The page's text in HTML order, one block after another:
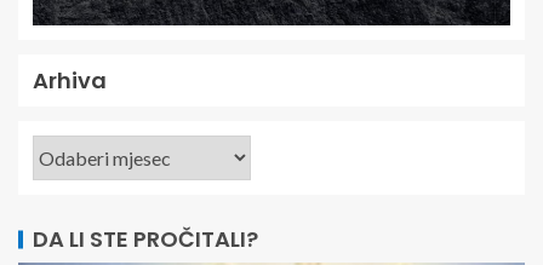
Arhiva
DA LI STE PROČITALI?